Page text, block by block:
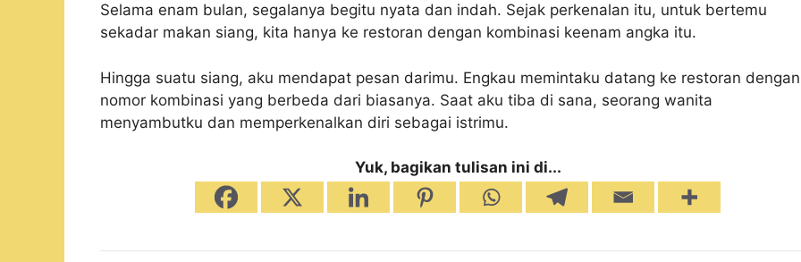
Selama enam bulan, segalanya begitu nyata dan indah. Sejak perkenalan itu, untuk bertemu
sekadar makan siang, kita hanya ke restoran dengan kombinasi keenam angka itu.
Hingga suatu siang, aku mendapat pesan darimu. Engkau memintaku datang ke restoran dengan
nomor kombinasi yang berbeda dari biasanya. Saat aku tiba di sana, seorang wanita
menyambutku dan memperkenalkan diri sebagai istrimu.
Yuk, bagikan tulisan ini di...